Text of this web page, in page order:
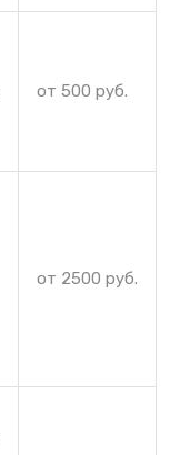
от 500 руб.
от 2500 руб.